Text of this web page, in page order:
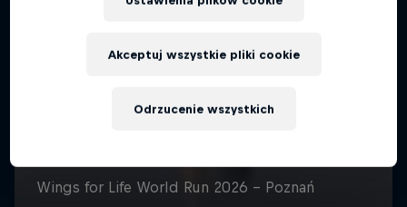
Odrzucenie wszystkich
Akceptuj wszystkie pliki cookie